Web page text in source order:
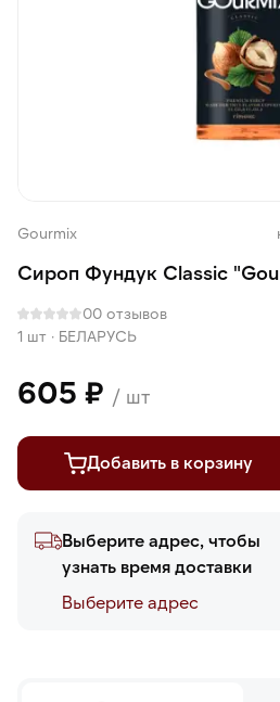
Gourmix
Сироп Фундук Classic
00 отзывов
1 шт · БЕЛАРУСЬ
605 ₽ / шт
Добавить в корзину
Выберите адрес, чтобы
узнать время доставки
Выберите адреc